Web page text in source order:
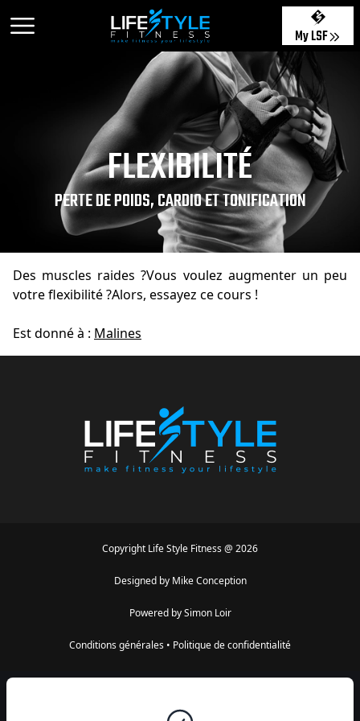
My LSF
FLEXIBILITÉ
PERTE DE POIDS, CARDIO ET TONIFICATION
Des muscles raides ?Vous voulez augmenter un peu
votre flexibilité ?Alors, essayez ce cours !
Est donné à : Malines
Copyright Life Style Fitness @ 2026
Designed by Mike Conception
Powered by Simon Loir
Conditions générales • Politique de confidentialité